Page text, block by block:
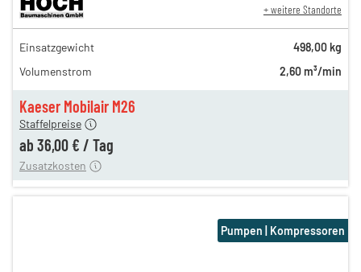
Kaeser Mobilair M26
61,00 €
49,00 €
42,00 €
Staffelpreise
ab 36,00 € / Tag
12,00 €
Zusatzkosten
+ weitere Standorte
Einsatzgewicht
498,00 kg
Volumenstrom
2,60 m³/min
Pumpen | Kompressoren